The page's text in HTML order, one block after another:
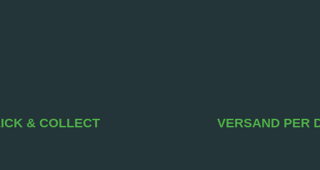
& COLLECT VERSAND PER